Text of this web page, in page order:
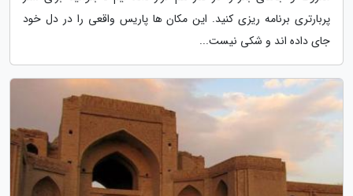
پربارتری برنامه ریزی کنید. این مکان ها پاریس واقعی را در دل خود
جای داده اند و شکی نیست...